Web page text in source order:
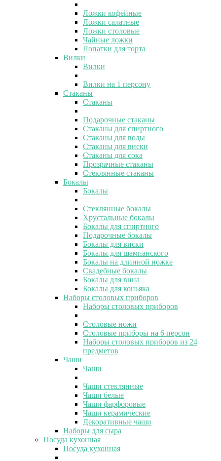
Ложки кофейные
Ложки салатные
Ложки столовые
Чайные ложки
Лопатки для торта
Вилки
Вилки
Вилки на 1 персону
Стаканы
Стаканы
Подарочные стаканы
Стаканы для спиртного
Стаканы для воды
Стаканы для виски
Стаканы для сока
Прозрачные стаканы
Стеклянные стаканы
Бокалы
Бокалы
Стеклянные бокалы
Хрустальные бокалы
Бокалы для спиртного
Подарочные бокалы
Бокалы для виски
Бокалы для шампанского
Бокалы на длинной ножке
Свадебные бокалы
Бокалы для вина
Бокалы для коньяка
Наборы столовых приборов
Наборы столовых приборов
Столовые ножи
Столовые приборы на 6 персон
Наборы столовых приборов из 24
предметов
Чаши
Чаши
Чаши стеклянные
Чаши белые
Чаши фарфоровые
Чаши керамические
Декоративные чаши
Наборы для сыра
Посуда кухонная
Посуда кухонная